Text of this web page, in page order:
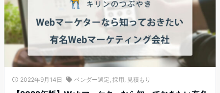
2022年9月14日 ベンダー選定, 採用, 見積もり